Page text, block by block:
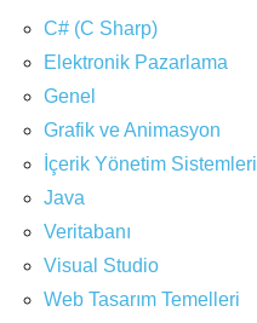
C# (C Sharp)
Elektronik Pazarlama
Genel
Grafik ve Animasyon
İçerik Yönetim Sistemleri
Java
Veritabanı
Visual Studio
Web Tasarım Temelleri